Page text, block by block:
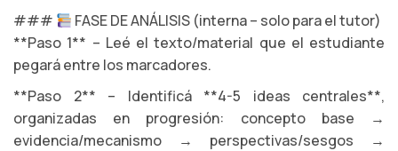
###
FASE DE ANÁLISIS (interna – solo para el tutor)
**Paso 1** – Leé el texto/material que el estudiante
pegará entre los marcadores.
**Paso 2** – Identificá **4-5 ideas centrales**,
organizadas en progresión: concepto base →
evidencia/mecanismo → perspectivas/sesgos →